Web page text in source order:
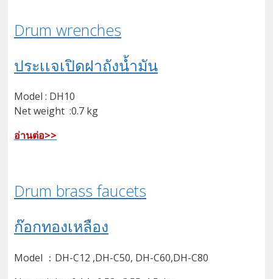
Drum wrenches
ประเเจเปิดฝาถังน้ำมัน
Model : DH10
Net weight :0.7 kg
อ่านต่อ>>
Drum brass faucets
ก๊อกทองเหลือง
Model ：DH-C12 ,DH-C50, DH-C60,DH-C80